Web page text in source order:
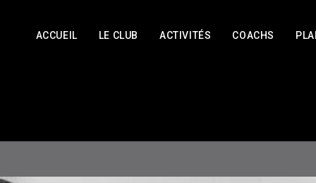
ACCUEIL LE CLUB ACTIVITÉS COACHS